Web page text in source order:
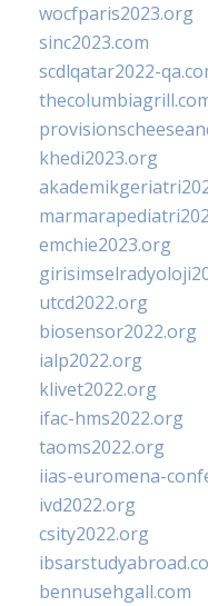
wocfparis2023.org
sinc2023.com
scdlqatar2022-
khedi2023.org
emchie2023.org
utcd2022.org
biosensor2022.org
ialp2022.org
klivet2022.org
ifac-hms2022.org
taoms2022.org
iias-euromena-
ivd2022.org
csity2022.org
bennusehgall.com